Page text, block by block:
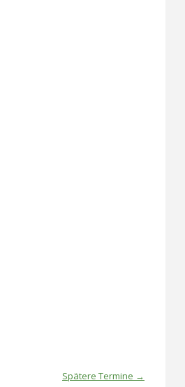
Spätere Termine →